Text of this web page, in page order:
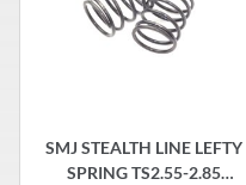
SMJ STEALTH LINE LEFTY
SPRING TS2.55-2.85